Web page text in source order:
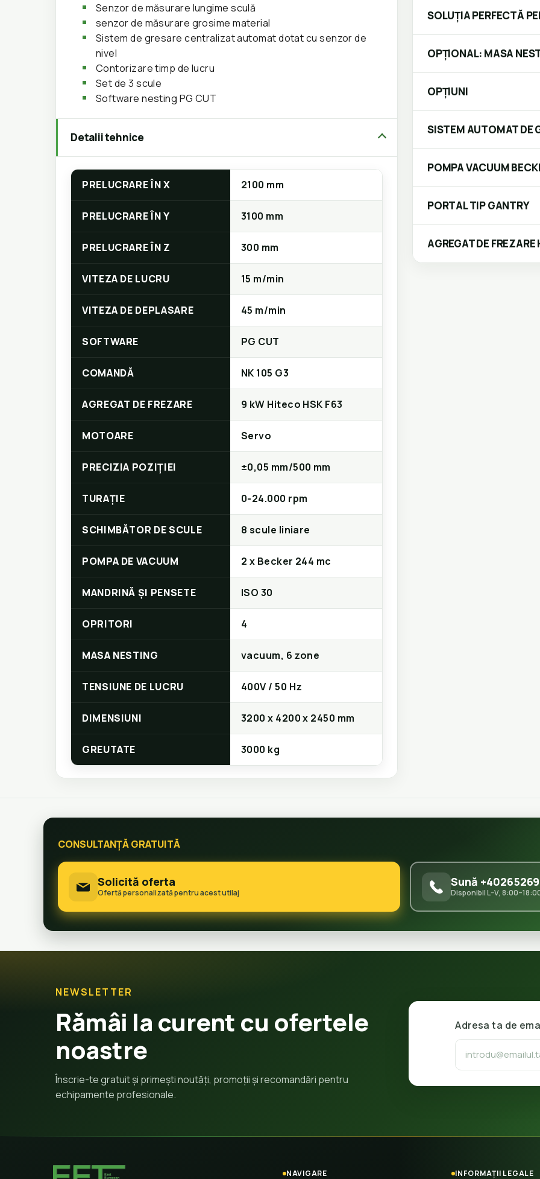
Senzor de măsurare lungime sculă
senzor de măsurare grosime material
Sistem de gresare centralizat automat dotat cu senzor de
nivel
Contorizare timp de lucru
Set de 3 scule
Software nesting PG CUT
Detalii tehnice
PRELUCRARE ÎN X 2100 mm
PRELUCRARE ÎN Y 3100 mm
PRELUCRARE ÎN Z 300 mm
VITEZA DE LUCRU 15 m/min
VITEZA DE DEPLASARE 45 m/min
SOFTWARE PG CUT
COMANDĂ NK 105 G3
AGREGAT DE FREZARE 9 kW Hiteco HSK F63
MOTOARE Servo
PRECIZIA POZIȚIEI ±0,05 mm/500 mm
TURAȚIE 0-24.000 rpm
SCHIMBĂTOR DE SCULE 8 scule liniare
POMPA DE VACUUM 2 x Becker 244 mc
MANDRINĂ ȘI PENSETE ISO 30
OPRITORI 4
MASA NESTING vacuum, 6 zone
TENSIUNE DE LUCRU 400V / 50 Hz
DIMENSIUNI 3200 x 4200 x 2450 mm
GREUTATE 3000 kg
SOLUȚIA PERFECTĂ
OPȚIONAL: MASA
OPȚIUNI
SISTEM AUTOMAT DE
POMPA VACUUM
PORTAL TIP GANTRY
AGREGAT DE
CONSULTANȚĂ GRATUITĂ
Solicită oferta
Ofertă personalizată pentru acest utilaj
Sună
Disponibil L–V,
NEWSLETTER
Rămâi la curent cu ofertele
noastre
Înscrie-te gratuit și primești noutăți, promoții și recomandări pentru
echipamente profesionale.
Adresa ta de
NAVIGARE INFORMAȚII LEGALE